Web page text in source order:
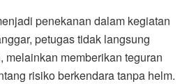
penekanan dalam kegiatan
petugas tidak langsung
melainkan memberikan teguran
risiko berkendara tanpa helm.